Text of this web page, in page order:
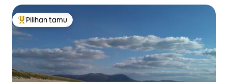
Pilihan tamu terpopuler
Pilihan tamu